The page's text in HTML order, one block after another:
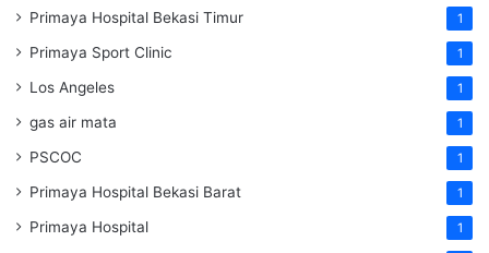
Primaya Hospital Bekasi Timur 1
Primaya Sport Clinic 1
Los Angeles 1
gas air mata 1
PSCOC 1
Primaya Hospital Bekasi Barat 1
Primaya Hospital 1